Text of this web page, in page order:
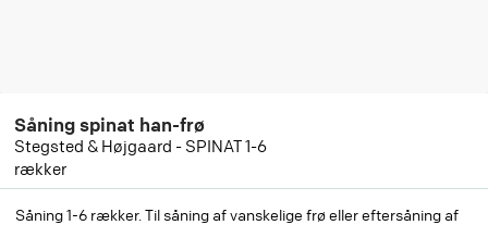
Såning spinat han-frø
Stegsted & Højgaard - SPINAT 1-6
rækker
Såning 1-6 rækker. Til såning af vanskelige frø eller eftersåning af